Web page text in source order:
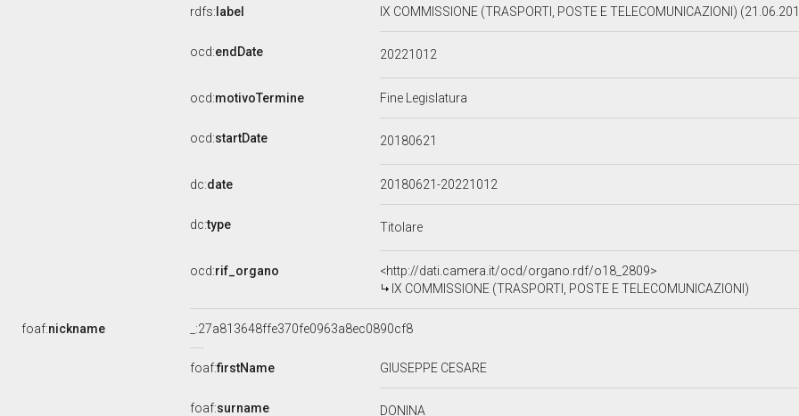
rdfs: label IX COMMISSIONE (TRASPORTI, POSTE E TELECOMUNICAZIONI)
ocd:endDate 20221012
ocd:motivoTermine Fine Legislatura
ocd:startDate 20180621
dc:date 20180621-20221012
dc:type Titolare
ocd:rif_organo
<http://dati.camera.it/ocd/organo.rdf/o18_2809>
IX COMMISSIONE (TRASPORTI, POSTE E TELECOMUNICAZIONI)
foaf:nickname _:27a813648ffe370fe0963a8ec0890cf8
foaf:firstName GIUSEPPE CESARE
foaf:surname DONINA